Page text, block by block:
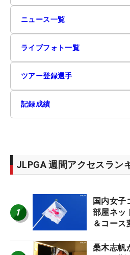
ニュース一覧
ライブフォト一覧
ツアー登録選手
記録成績
JLPGA 週間アクセスラン
1
国内女子
部屋ネッ
＆コー
桑木志帆